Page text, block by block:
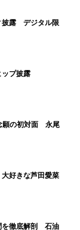
披露 デジタル限
ップ披露
願の初対面 永尾
好きな芦田愛菜
を徹底解剖 石油